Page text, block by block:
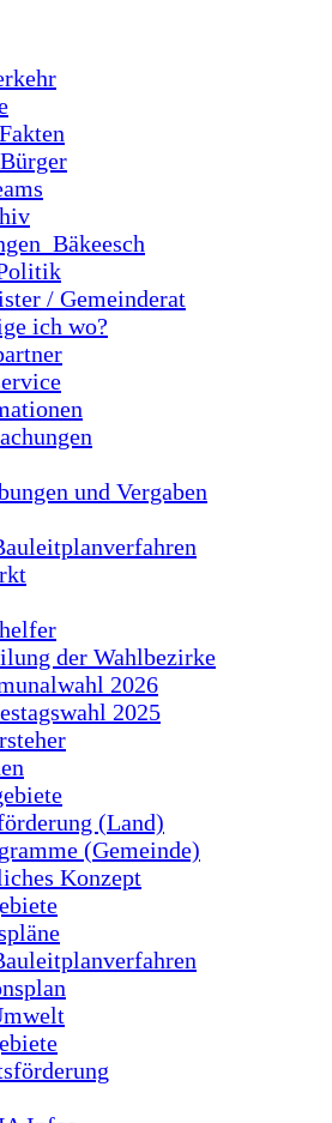
/ Gemeinderat
ich wo?
und Vergaben
der Wahlbezirke
2026
2025
(Land)
(Gemeinde)
Konzept